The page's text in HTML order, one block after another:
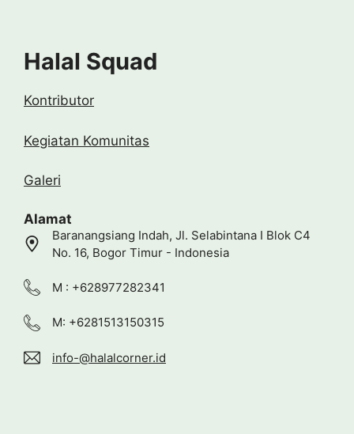
Halal Squad
Kontributor
Kegiatan Komunitas
Galeri
Alamat
Baranangsiang Indah, Jl. Selabintana I Blok C4
No. 16, Bogor Timur - Indonesia
M : +628977282341
M: +6281513150315
info-@halalcorner.id